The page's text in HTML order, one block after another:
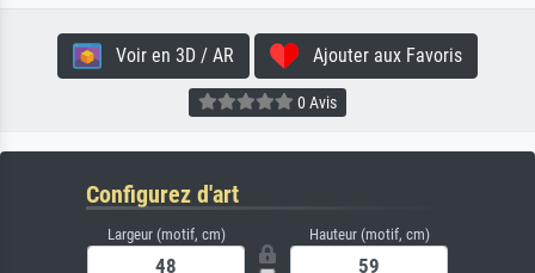
Voir en 3D / AR Ajouter aux Favoris
0 Avis
Configurez d'art
Largeur (motif, cm) Hauteur (motif, cm)